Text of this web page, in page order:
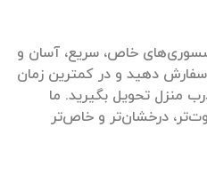
خاص، سریع، آسان و
دهید و در کمترین زمان
منزل تحویل بگیرید. ما
درخشان‌تر و خاص‌تر